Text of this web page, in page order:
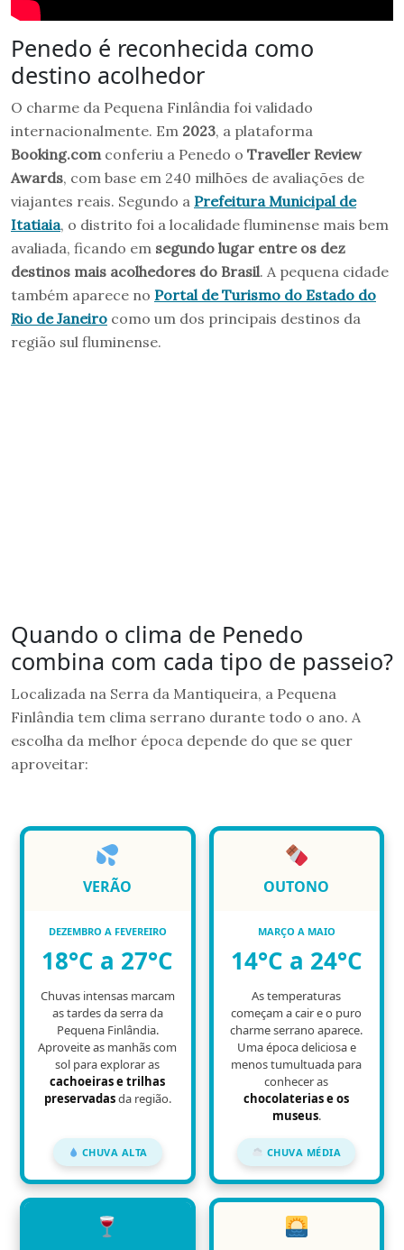
Penedo é reconhecida como
destino acolhedor
O charme da Pequena Finlândia foi validado
internacionalmente. Em 2023, a plataforma
Booking.comconferiu a Penedo o Traveller Review
Awards, com base em 240 milhões de avaliações de
viajantes reais. Segundo a Prefeitura Municipal de
Itatiaia, o distrito foi a localidade fluminense mais bem
avaliada, ficando em segundo lugar entre os dez
destinos mais acolhedores do Brasil. A pequena cidade
também aparece no Portal de Turismo do Estado do
Rio de Janeiro como um dos principais destinos da
região sul fluminense.
Quando o clima de Penedo
combina com cada tipo de passeio?
Localizada na Serra da Mantiqueira, a Pequena
Finlândia tem clima serrano durante todo o ano. A
escolha da melhor época depende do que se quer
aproveitar:
VERÃO
DEZEMBRO A FEVEREIRO
18°C a 27°C
Chuvas intensas marcam
as tardes da serra da
Pequena Finlândia.
Aproveite as manhãs com
sol para explorar as
cachoeiras e trilhas
preservadasda região.
CHUVA ALTA
OUTONO
MARÇO A MAIO
14°C a 24°C
As temperaturas
começam a cair e o puro
charme serrano aparece.
Uma época deliciosa e
menos tumultuada para
conhecer as
chocolaterias e os
museus.
CHUVA MÉDIA